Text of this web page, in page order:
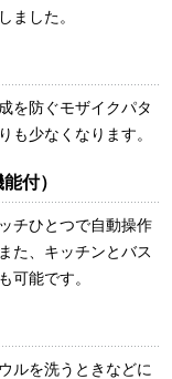
ました。
を防ぐモザイクパタ
も少なくなります。
付）
チひとつで自動操作
た、キッチンとバス
可能です。
ルを洗うときなどに